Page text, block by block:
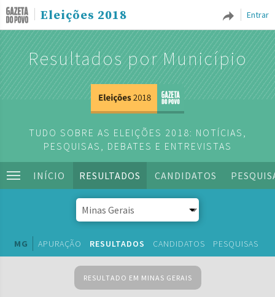
Entrar
Eleições 2018
Resultados por Município
TUDO SOBRE AS ELEIÇÕES 2018: NOTÍCIAS,
PESQUISAS, DEBATES E ENTREVISTAS
INÍCIO RESULTADOS CANDIDATOS
MG APURAÇÃO RESULTADOS CANDIDATOS PESQUISAS
RESULTADO EM MINAS GERAIS